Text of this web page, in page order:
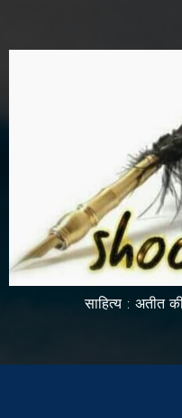
साहित्य : अतीत